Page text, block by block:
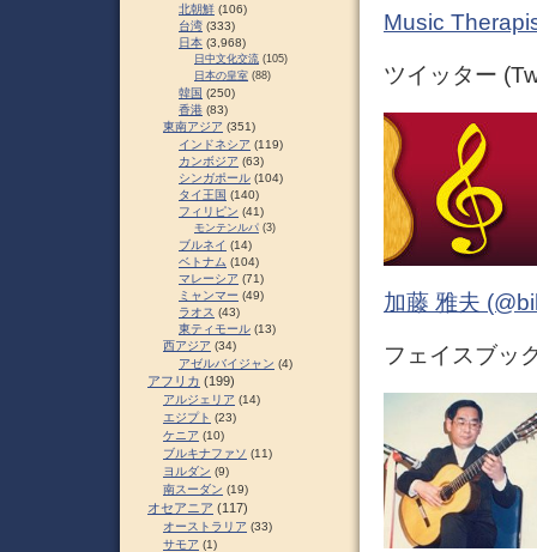
Music
ツイッター
加藤 雅夫
フェイスブッ
北朝鮮 (106)
台湾 (333)
日本 (3,968)
日中文化交流 (105)
日本の皇室 (88)
韓国 (250)
香港 (83)
東南アジア (351)
インドネシア (119)
カンボジア (63)
シンガポール (104)
タイ王国 (140)
フィリピン (41)
モンテンルパ (3)
ブルネイ (14)
ベトナム (104)
マレーシア (71)
ミャンマー (49)
ラオス (43)
東ティモール (13)
西アジア (34)
アゼルバイジャン (4)
アフリカ (199)
アルジェリア (14)
エジプト (23)
ケニア (10)
ブルキナファソ (11)
ヨルダン (9)
南スーダン (19)
オセアニア (117)
オーストラリア (33)
サモア (1)